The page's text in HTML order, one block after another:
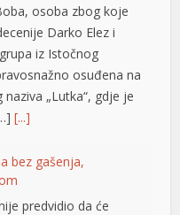
osoba zbog koje
Darko Elez i
iz Istočnog
osuđena na
„Lutka“, gdje je
[...]
bez gašenja,
predvidio da će